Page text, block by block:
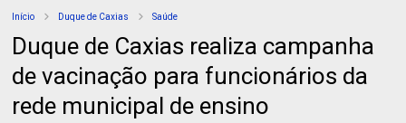
Início Duque de Caxias Saúde
Duque de Caxias realiza campanha
de vacinação para funcionários da
rede municipal de ensino